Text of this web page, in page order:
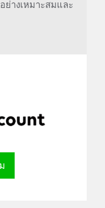
ย่างเหมาะสมและ